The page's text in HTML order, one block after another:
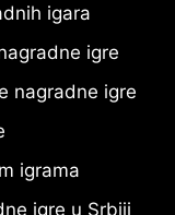
igara
igre
nagradne igre
igrama
igre u Srbiji